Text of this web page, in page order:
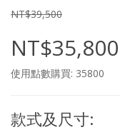
NT$39,500
NT$35,800
使用點數購買: 35800
款式及尺寸: